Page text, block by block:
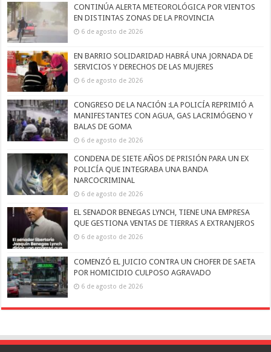
CONTINÚA ALERTA METEOROLÓGICA POR VIENTOS
EN DISTINTAS ZONAS DE LA PROVINCIA
6 de agosto de 2026
EN BARRIO SOLIDARIDAD HABRÁ UNA JORNADA DE
SERVICIOS Y DERECHOS DE LAS MUJERES
6 de agosto de 2026
CONGRESO DE LA NACIÓN :LA POLICÍA REPRIMIÓ A
MANIFESTANTES CON AGUA, GAS LACRIMÓGENO Y
BALAS DE GOMA
6 de agosto de 2026
CONDENA DE SIETE AÑOS DE PRISIÓN PARA UN EX
POLICÍA QUE INTEGRABA UNA BANDA
NARCOCRIMINAL
6 de agosto de 2026
EL SENADOR BENEGAS LYNCH, TIENE UNA EMPRESA
QUE GESTIONA VENTAS DE TIERRAS A EXTRANJEROS
6 de agosto de 2026
COMENZÓ EL JUICIO CONTRA UN CHOFER DE SAETA
POR HOMICIDIO CULPOSO AGRAVADO
6 de agosto de 2026